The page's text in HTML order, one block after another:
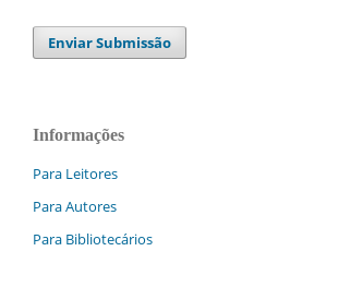
Enviar Submissão
Informações
Para Leitores
Para Autores
Para Bibliotecários